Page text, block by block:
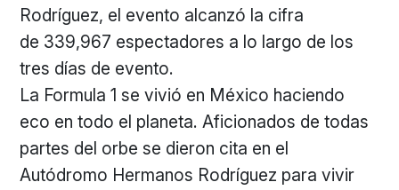
Rodríguez, el evento alcanzó la cifra
de 339,967 espectadores a lo largo de los
tres días de evento.
La Formula 1 se vivió en México haciendo
eco en todo el planeta. Aficionados de todas
partes del orbe se dieron cita en el
Autódromo Hermanos Rodríguez para vivir